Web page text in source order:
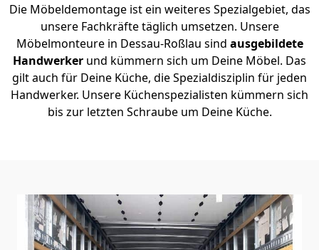
Die Möbeldemontage ist ein weiteres Spezialgebiet, das
unsere Fachkräfte täglich umsetzen. Unsere
Möbelmonteure in Dessau-Roßlau sind ausgebildete
Handwerker und kümmern sich um Deine Möbel. Das
gilt auch für Deine Küche, die Spezialdisziplin für jeden
Handwerker. Unsere Küchenspezialisten kümmern sich
bis zur letzten Schraube um Deine Küche.